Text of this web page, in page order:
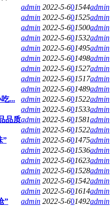
admin 2022-5-601544admin
admin 2022-5-601525admin
admin 2022-5-601500admin
admin 2022-5-601532admin
admin 2022-5-601495admin
admin 2022-5-601498admin
admin 2022-5-601527admin
admin 2022-5-601517admin
admin 2022-5-601489admin
...
admin 2022-5-601522admin
admin 2022-5-601533admin
品质admin 2022-5-601581admin
admin 2022-5-601522admin
”
admin 2022-5-601475admin
admin 2022-5-601536admin
admin 2022-5-601623admin
admin 2022-5-601528admin
admin 2022-5-601542admin
admin 2022-5-601614admin
”
admin 2022-5-601492admin